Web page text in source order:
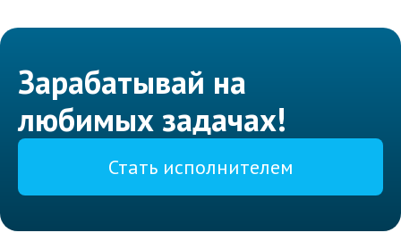
Зарабатывай на
любимых задачах!
Стать исполнителем